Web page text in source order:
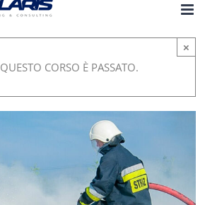
QUESTO CORSO È PASSATO.
×